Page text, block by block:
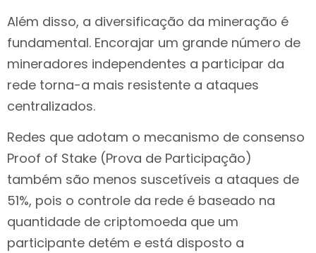
Além disso, a diversificação da mineração é
fundamental. Encorajar um grande número de
mineradores independentes a participar da
rede torna-a mais resistente a ataques
centralizados.
Redes que adotam o mecanismo de consenso
Proof of Stake (Prova de Participação)
também são menos suscetíveis a ataques de
51%, pois o controle da rede é baseado na
quantidade de criptomoeda que um
participante detém e está disposto a